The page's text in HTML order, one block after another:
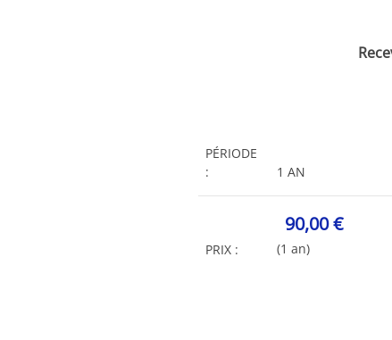
PÉRIODE
:
1 AN
PRIX :
90,00 €
(1 an)